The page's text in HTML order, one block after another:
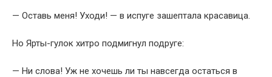
— Оставь меня! Уходи! — в испуге зашептала красавица.
Но Ярты-гулок хитро подмигнул подруге:
— Ни слова! Уж не хочешь ли ты навсегда остаться в